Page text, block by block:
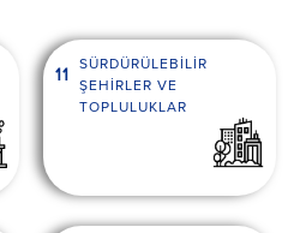
11
SÜRDÜRÜLEBİLİR
ŞEHİRLER VE
TOPLULUKLAR